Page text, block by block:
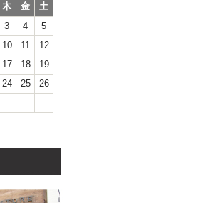
木 金
土
3 4
5
10 11
12
17 18
19
24 25
26